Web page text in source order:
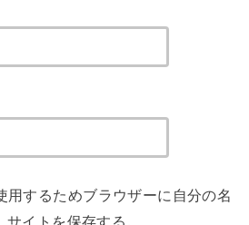
用するためブラウザーに自分の名
イトを保存する。